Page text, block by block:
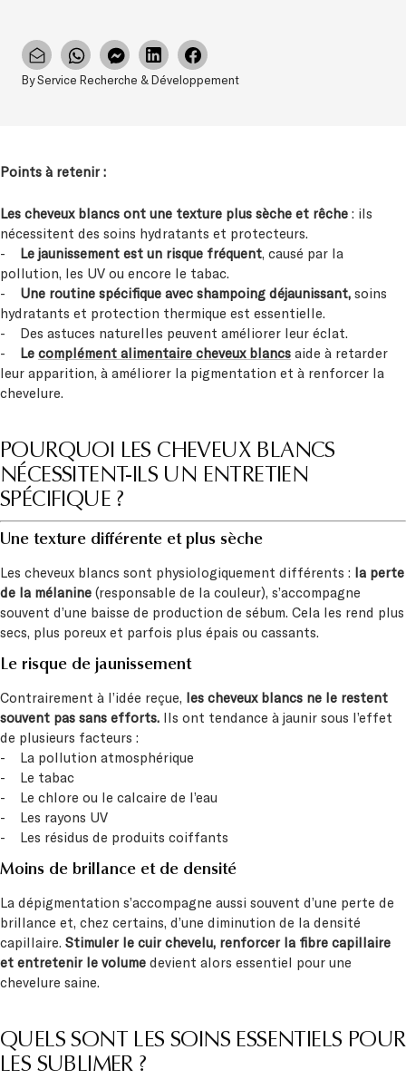
By Service Recherche & Développement
Points à retenir :
Les cheveux blancs ont une texture plus sèche et rêche : ils
nécessitent des soins hydratants et protecteurs.
-
Le jaunissement est un risque fréquent, causé par la
pollution, les UV ou encore le tabac.
- Une routine spécifique avec shampoing déjaunissant, soins
hydratants et protection thermique est essentielle.
- Des astuces naturelles peuvent améliorer leur éclat.
- Le complément alimentaire cheveux blancs aide à retarder
leur apparition, à améliorer la pigmentation et à renforcer la
chevelure.
POURQUOI LES CHEVEUX BLANCS
NÉCESSITENT-ILS UN ENTRETIEN
SPÉCIFIQUE ?
Une texture différente et plus sèche
Les cheveux blancs sont physiologiquement différents : la perte
de la mélanine (responsable de la couleur), s’accompagne
souvent d’une baisse de production de sébum. Cela les rend plus
secs, plus poreux et parfois plus épais ou cassants.
Le risque de jaunissement
Contrairement à l’idée reçue, les cheveux blancs ne le restent
souvent pas sans efforts. Ils ont tendance à jaunir sous l’effet
de plusieurs facteurs :
- La pollution atmosphérique
- Le tabac
- Le chlore ou le calcaire de l’eau
- Les rayons UV
- Les résidus de produits coiffants
Moins de brillance et de densité
La dépigmentation s’accompagne aussi souvent d’une perte de
brillance et, chez certains, d’une diminution de la densité
capillaire. Stimuler le cuir chevelu, renforcer la fibre capillaire
et entretenir le volume devient alors essentiel pour une
chevelure saine.
QUELS SONT LES SOINS ESSENTIELS POUR
LES SUBLIMER ?